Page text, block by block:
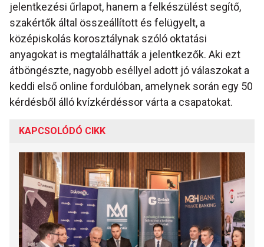
jelentkezési űrlapot, hanem a felkészülést segítő,
szakértők által összeállított és felügyelt, a
középiskolás korosztálynak szóló oktatási
anyagokat is megtalálhatták a jelentkezők. Aki ezt
átböngészte, nagyobb eséllyel adott jó válaszokat a
keddi első online fordulóban, amelynek során egy 50
kérdésből álló kvízkérdéssor várta a csapatokat.
KAPCSOLÓDÓ CIKK